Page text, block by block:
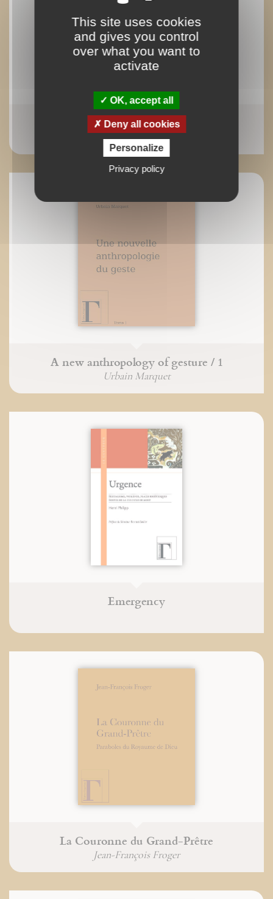
A new anthropology of gesture / 2
Urbain Marquet
A new anthropology of gesture / 1
Urbain Marquet
Emergency
La Couronne du Grand-Prêtre
Jean-François Froger
This site uses cookies
and gives you control
over what you want to
activate
OK, accept all
Deny all cookies
Personalize
Privacy policy